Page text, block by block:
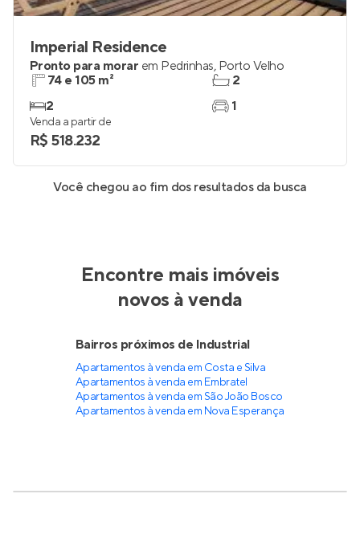
Imperial Residence
Pronto para morar em Pedrinhas, Porto Velho
74 e 105 m²
2
2
1
Venda a partir de
R$ 518.232
Você chegou ao fim dos resultados da busca
Encontre mais imóveis
novos à venda
Bairros próximos de Industrial
Apartamentos à venda em Costa e Silva
Apartamentos à venda em Embratel
Apartamentos à venda em São João Bosco
Apartamentos à venda em Nova Esperança